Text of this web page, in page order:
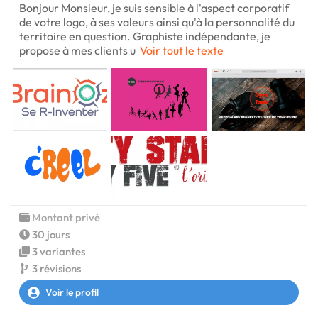
Bonjour Monsieur, je suis sensible à l'aspect corporatif
de votre logo, à ses valeurs ainsi qu'à la personnalité du
territoire en question. Graphiste indépendante, je
propose à mes clients u Voir tout le texte
Montant privé
30 jours
3 variantes
3 révisions
Voir le profil